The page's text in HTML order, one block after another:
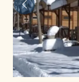
Anterior